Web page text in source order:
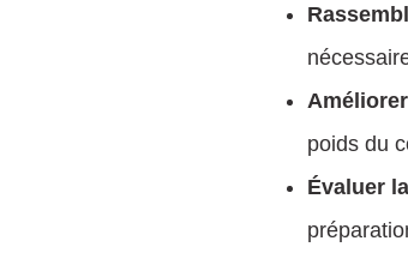
poids du
Évaluer